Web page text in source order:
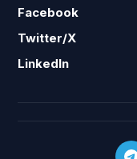
Facebook
Twitter/X
LinkedIn